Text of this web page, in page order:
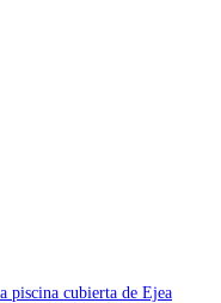
piscina cubierta de Ejea